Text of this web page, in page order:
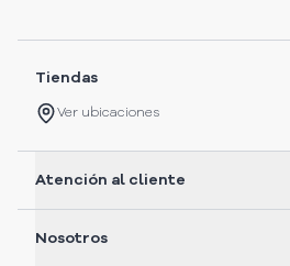
Tiendas
Ver ubicaciones
Atención al cliente
Nosotros